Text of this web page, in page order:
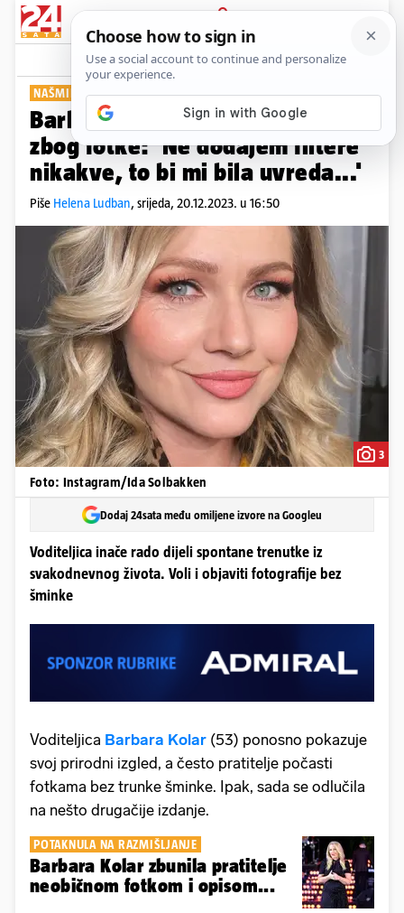
PRIJAVA
Show Komentari
NAŠMINKANO IZDANJE VODITELJICE
Barbaru Kolar fanovi su napali
zbog fotke: 'Ne dodajem filtere
nikakve, to bi mi bila uvreda...'
Piše Helena Ludban, srijeda, 20.12.2023. u 16:50
3
Foto: Instagram/Ida Solbakken
Dodaj 24sata među omiljene izvore na Googleu
Voditeljica inače rado dijeli spontane trenutke iz
svakodnevnog života. Voli i objaviti fotografije bez
šminke
Voditeljica Barbara Kolar (53) ponosno pokazuje
svoj prirodni izgled, a često pratitelje počasti
fotkama bez trunke šminke. Ipak, sada se odlučila
na nešto drugačije izdanje.
POTAKNULA NA RAZMIŠLJANJE
Barbara Kolar zbunila pratitelje
neobičnom fotkom i opisom...